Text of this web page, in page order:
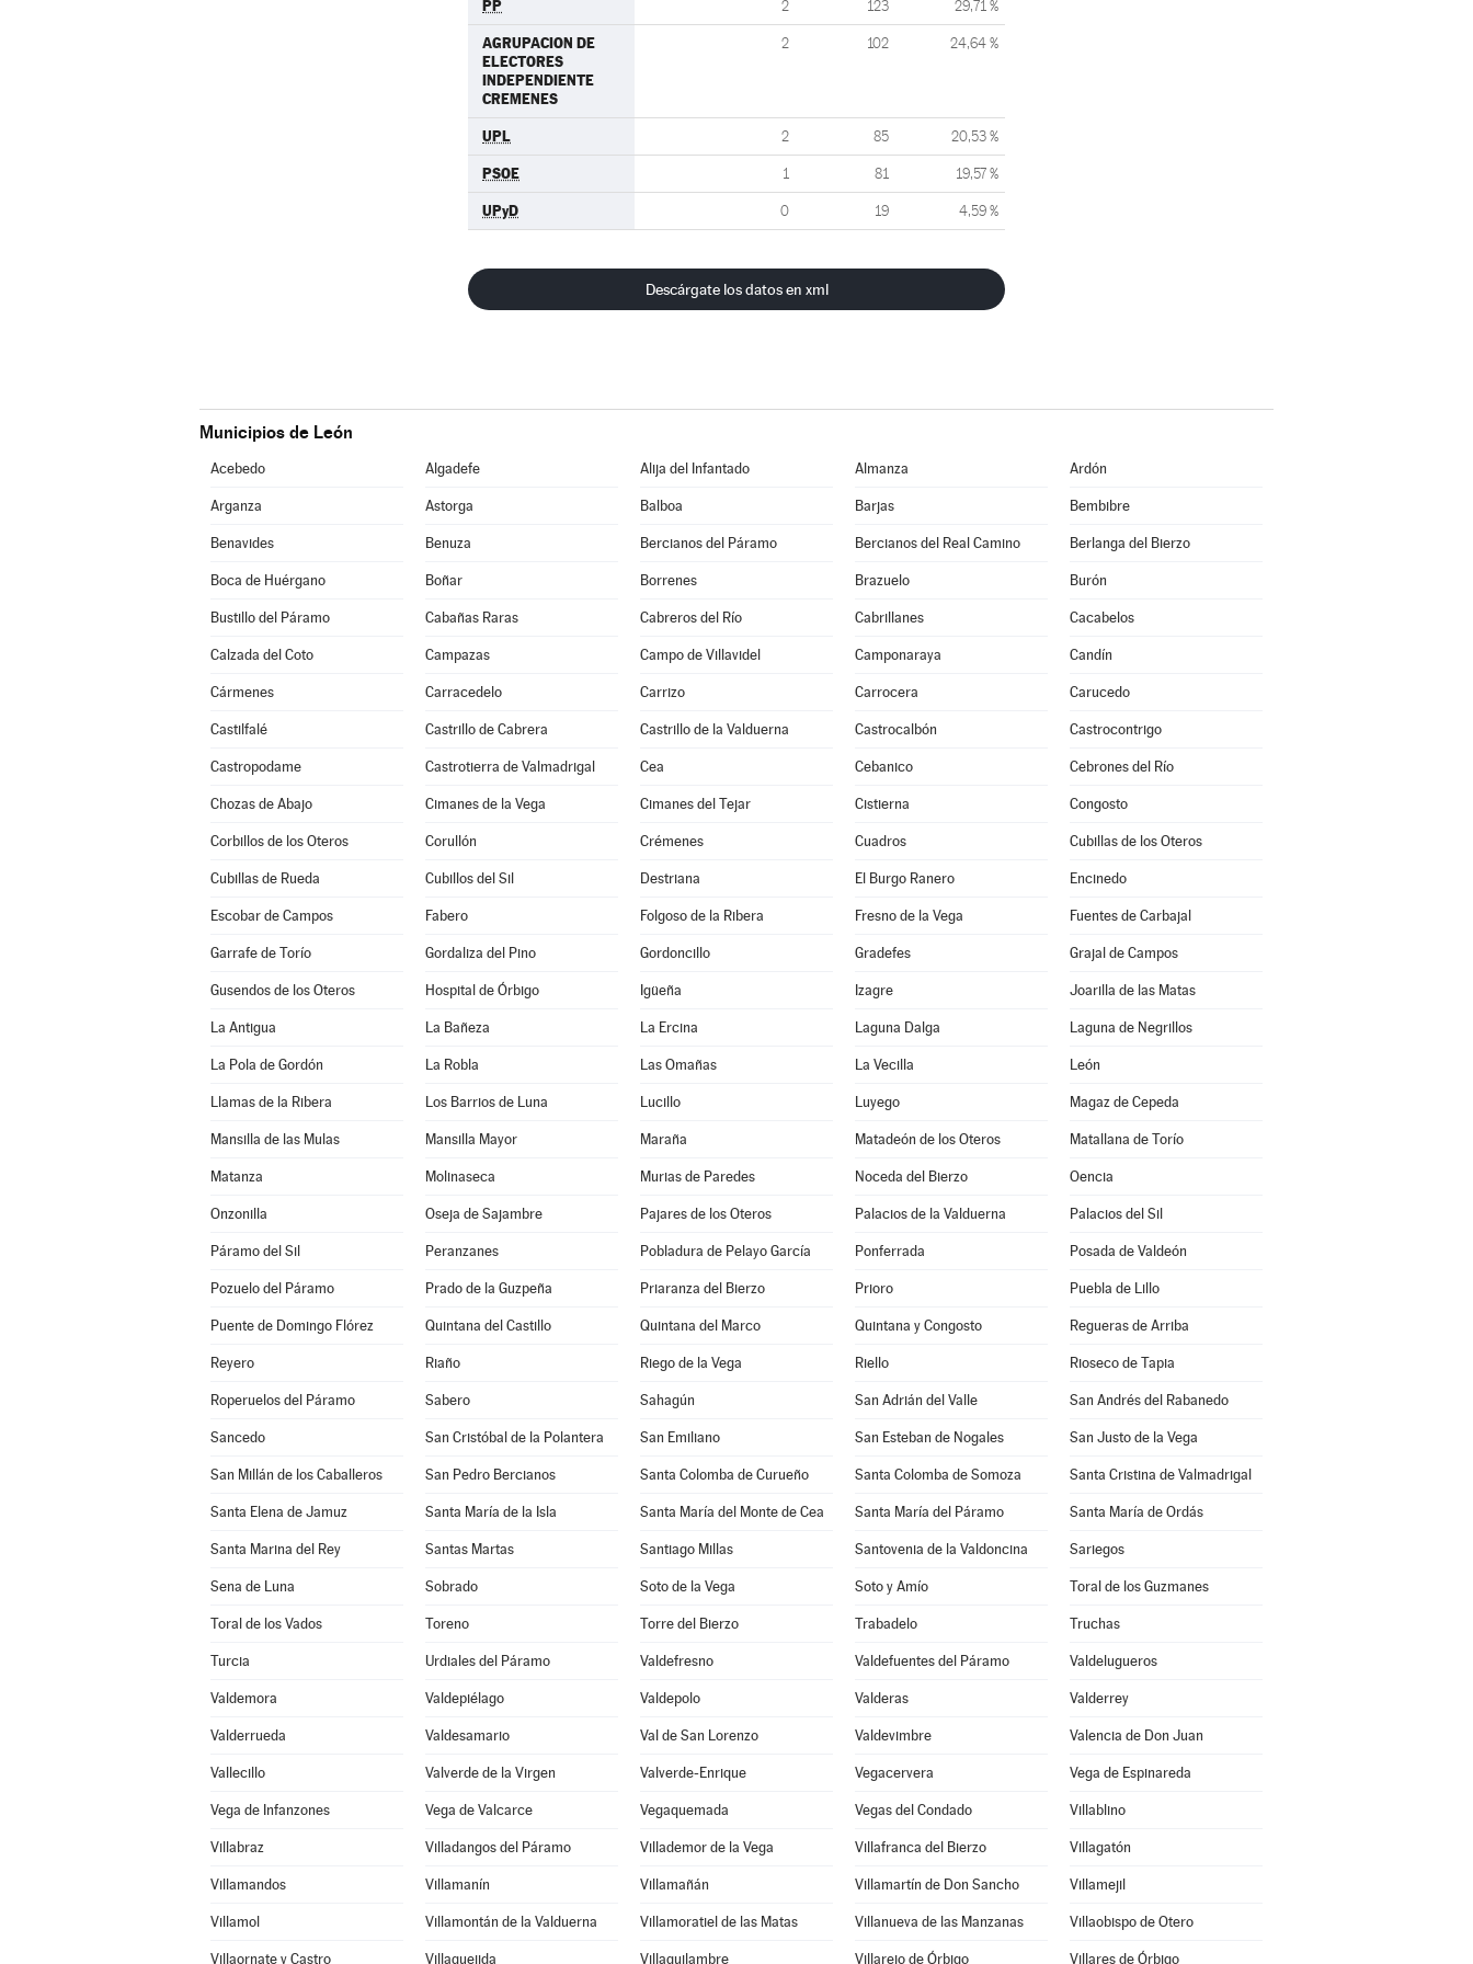
PP 2 123 29,71 %
AGRUPACION DE
ELECTORES
INDEPENDIENTE
CREMENES
2 102 24,64 %
UPL 2 85 20,53 %
PSOE 1 81 19,57 %
UPyD 0 19 4,59 %
Descárgate los datos en xml
Municipios de León
Acebedo Algadefe Alija del Infantado Almanza Ardón
Arganza Astorga Balboa Barjas Bembibre
Benavides Benuza Bercianos del Páramo Bercianos del Real Camino Berlanga del Bierzo
Boca de Huérgano Boñar Borrenes Brazuelo Burón
Bustillo del Páramo Cabañas Raras Cabreros del Río Cabrillanes Cacabelos
Calzada del Coto Campazas Campo de Villavidel Camponaraya Candín
Cármenes Carracedelo Carrizo Carrocera Carucedo
Castilfalé Castrillo de Cabrera Castrillo de la Valduerna Castrocalbón Castrocontrigo
Castropodame Castrotierra de Valmadrigal Cea Cebanico Cebrones del Río
Chozas de Abajo Cimanes de la Vega Cimanes del Tejar Cistierna Congosto
Corbillos de los Oteros Corullón Crémenes Cuadros Cubillas de los Oteros
Cubillas de Rueda Cubillos del Sil Destriana El Burgo Ranero Encinedo
Escobar de Campos Fabero Folgoso de la Ribera Fresno de la Vega Fuentes de Carbajal
Garrafe de Torío Gordaliza del Pino Gordoncillo Gradefes Grajal de Campos
Gusendos de los Oteros Hospital de Órbigo Igüeña Izagre Joarilla de las Matas
La Antigua La Bañeza La Ercina Laguna Dalga Laguna de Negrillos
La Pola de Gordón La Robla Las Omañas La Vecilla León
Llamas de la Ribera Los Barrios de Luna Lucillo Luyego Magaz de Cepeda
Mansilla de las Mulas Mansilla Mayor Maraña Matadeón de los Oteros Matallana de Torío
Matanza Molinaseca Murias de Paredes Noceda del Bierzo Oencia
Onzonilla Oseja de Sajambre Pajares de los Oteros Palacios de la Valduerna Palacios del Sil
Páramo del Sil Peranzanes Pobladura de Pelayo García Ponferrada Posada de Valdeón
Pozuelo del Páramo Prado de la Guzpeña Priaranza del Bierzo Prioro Puebla de Lillo
Puente de Domingo Flórez Quintana del Castillo Quintana del Marco Quintana y Congosto Regueras de Arriba
Reyero Riaño Riego de la Vega Riello Rioseco de Tapia
Roperuelos del Páramo Sabero Sahagún San Adrián del Valle San Andrés del Rabanedo
Sancedo San Cristóbal de la Polantera San Emiliano San Esteban de Nogales San Justo de la Vega
San Millán de los Caballeros San Pedro Bercianos Santa Colomba de Curueño Santa Colomba de Somoza Santa Cristina de Valmadrigal
Santa Elena de Jamuz Santa María de la Isla Santa María del Monte de Cea Santa María del Páramo Santa María de Ordás
Santa Marina del Rey Santas Martas Santiago Millas Santovenia de la Valdoncina Sariegos
Sena de Luna Sobrado Soto de la Vega Soto y Amío Toral de los Guzmanes
Toral de los Vados Toreno Torre del Bierzo Trabadelo Truchas
Turcia Urdiales del Páramo Valdefresno Valdefuentes del Páramo Valdelugueros
Valdemora Valdepiélago Valdepolo Valderas Valderrey
Valderrueda Valdesamario Val de San Lorenzo Valdevimbre Valencia de Don Juan
Vallecillo Valverde de la Virgen Valverde-Enrique Vegacervera Vega de Espinareda
Vega de Infanzones Vega de Valcarce Vegaquemada Vegas del Condado Villablino
Villabraz Villadangos del Páramo Villademor de la Vega Villafranca del Bierzo Villagatón
Villamandos Villamanín Villamañán Villamartín de Don Sancho Villamejil
Villamol Villamontán de la Valduerna Villamoratiel de las Matas Villanueva de las Manzanas Villaobispo de Otero
Villaornate y Castro Villaquejida Villaquilambre Villarejo de Órbigo Villares de Órbigo